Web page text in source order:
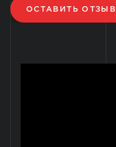
ОСТАВИТЬ ОТЗЫВ